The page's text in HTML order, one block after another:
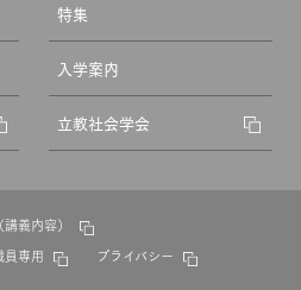
特集
入学案内
立教社会学会
義内容）
員専用
プライバシー